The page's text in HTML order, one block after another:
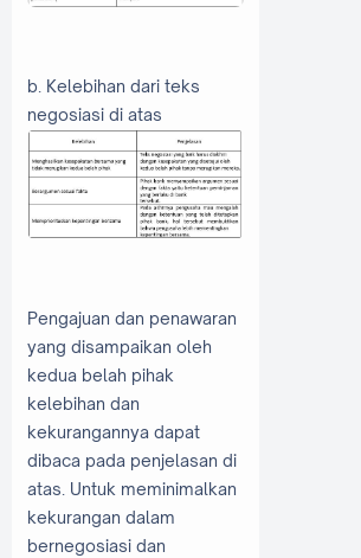
b. Kelebihan dari teks
negosiasi di atas
Pengajuan dan penawaran
yang disampaikan oleh
kedua belah pihak
kelebihan dan
kekurangannya dapat
dibaca pada penjelasan di
atas. Untuk meminimalkan
kekurangan dalam
bernegosiasi dan